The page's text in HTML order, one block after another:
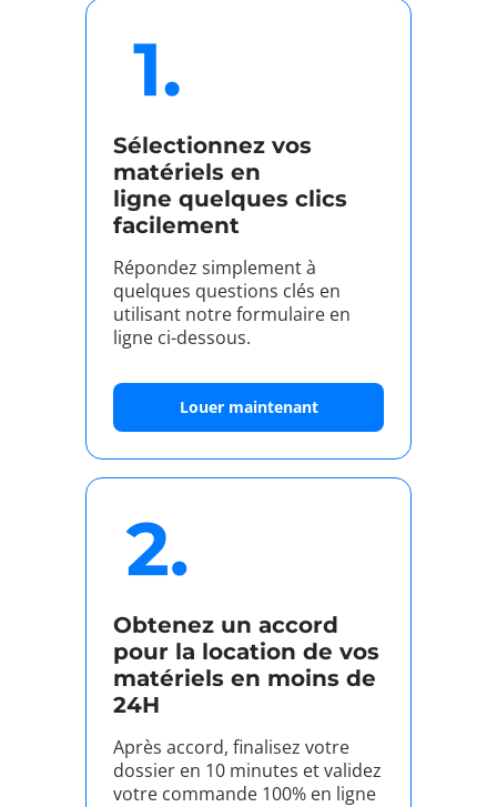
Sélectionnez vos
matériels en
ligne quelques clics
facilement
Répondez simplement à
quelques questions clés en
utilisant notre formulaire en
ligne ci-dessous.
Louer maintenant
Obtenez un accord
pour la location de vos
matériels en moins de
24H
Après accord, finalisez votre
dossier en 10 minutes et validez
votre commande 100% en ligne